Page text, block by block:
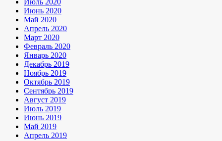
Июль 2020
Июнь 2020
Май 2020
Апрель 2020
Март 2020
Февраль 2020
Январь 2020
Декабрь 2019
Ноябрь 2019
Октябрь 2019
Сентябрь 2019
Август 2019
Июль 2019
Июнь 2019
Май 2019
Апрель 2019